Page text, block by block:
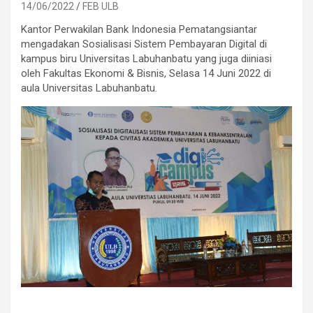
14/06/2022 FEB ULB
Kantor Perwakilan Bank Indonesia Pematangsiantar
mengadakan Sosialisasi Sistem Pembayaran Digital di
kampus biru Universitas Labuhanbatu yang juga diiniasi
oleh Fakultas Ekonomi & Bisnis, Selasa 14 Juni 2022 di
aula Universitas Labuhanbatu.